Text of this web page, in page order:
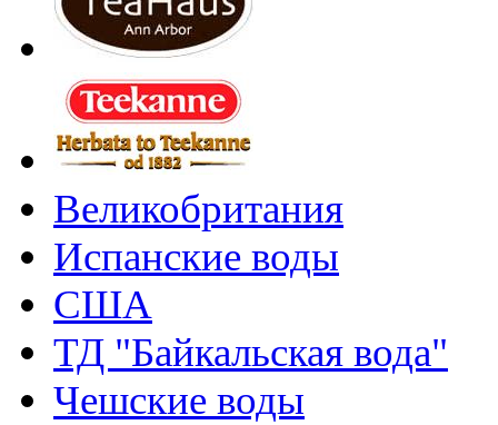
Великобритания
Испанские воды
США
ТД "Байкальская вода"
Чешские воды